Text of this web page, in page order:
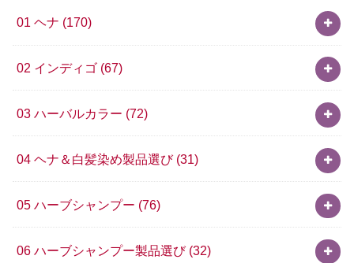
01 ヘナ (170)
02 インディゴ (67)
03 ハーバルカラー (72)
04 ヘナ＆白髪染め製品選び (31)
05 ハーブシャンプー (76)
06 ハーブシャンプー製品選び (32)